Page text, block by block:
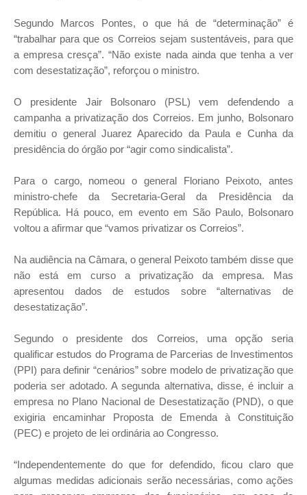
Segundo Marcos Pontes, o que há de “determinação” é
“trabalhar para que os Correios sejam sustentáveis, para que
a empresa cresça”. “Não existe nada ainda que tenha a ver
com desestatização”, reforçou o ministro.
O presidente Jair Bolsonaro (PSL) vem defendendo a
campanha a privatização dos Correios. Em junho, Bolsonaro
demitiu o general Juarez Aparecido da Paula e Cunha da
presidência do órgão por “agir como sindicalista”.
Para o cargo, nomeou o general Floriano Peixoto, antes
ministro-chefe da Secretaria-Geral da Presidência da
República. Há pouco, em evento em São Paulo, Bolsonaro
voltou a afirmar que “vamos privatizar os Correios”.
Na audiência na Câmara, o general Peixoto também disse que
não está em curso a privatização da empresa. Mas
apresentou dados de estudos sobre “alternativas de
desestatização”.
Segundo o presidente dos Correios, uma opção seria
qualificar estudos do Programa de Parcerias de Investimentos
(PPI) para definir “cenários” sobre modelo de privatização que
poderia ser adotado. A segunda alternativa, disse, é incluir a
empresa no Plano Nacional de Desestatização (PND), o que
exigiria encaminhar Proposta de Emenda à Constituição
(PEC) e projeto de lei ordinária ao Congresso.
“Independentemente do que for defendido, ficou claro que
algumas medidas adicionais serão necessárias, como ações